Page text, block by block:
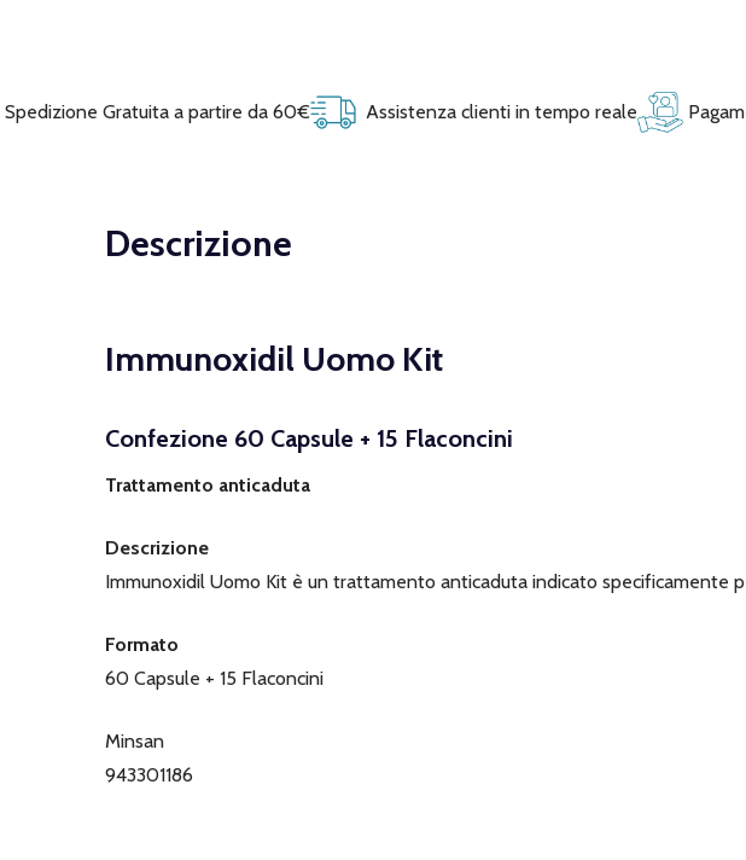
Spedizione Gratuita a partire da 60€ Assistenza clienti in tempo reale
Descrizione
Immunoxidil Uomo Kit
Confezione 60 Capsule + 15 Flaconcini
Trattamento anticaduta
Descrizione
Immunoxidil Uomo Kit è un trattamento anticaduta indicato specificamente
Formato
60 Capsule + 15 Flaconcini
Minsan
943301186